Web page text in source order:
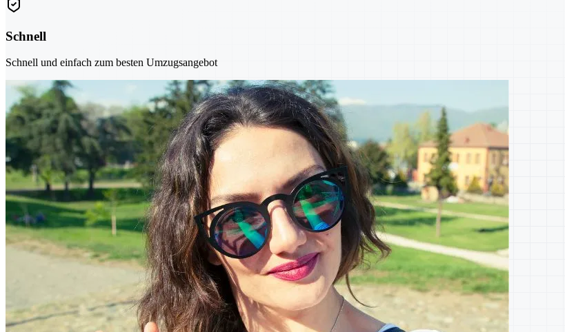
Schnell
Schnell und einfach zum besten Umzugsangebot